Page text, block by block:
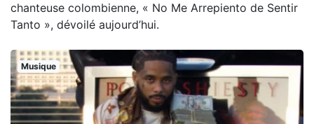
chanteuse colombienne, « No Me Arrepiento de Sentir
Tanto », dévoilé aujourd’hui.
Musique